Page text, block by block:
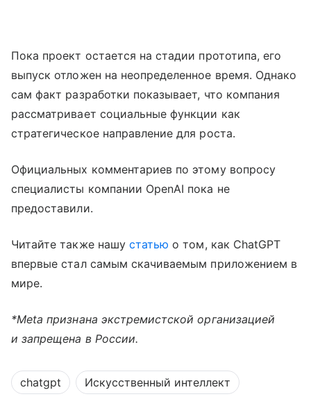
Пока проект остается на стадии прототипа, его
выпуск отложен на неопределенное время. Однако
сам факт разработки показывает, что компания
рассматривает социальные функции как
стратегическое направление для роста.
Официальных комментариев по этому вопросу
специалисты компании OpenAI пока не
предоставили.
Читайте также нашу статью о том, как ChatGPT
впервые стал самым скачиваемым приложением в
мире.
*Meta признана экстремистской организацией
и запрещена в России.
chatgpt Искусственный интеллект